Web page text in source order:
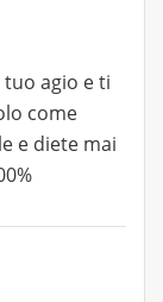
agio e ti
come
e diete mai